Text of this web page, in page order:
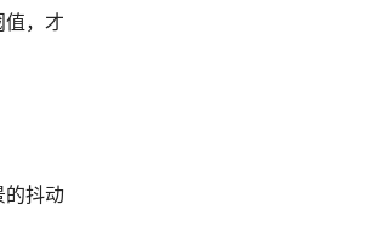
，才
的抖动